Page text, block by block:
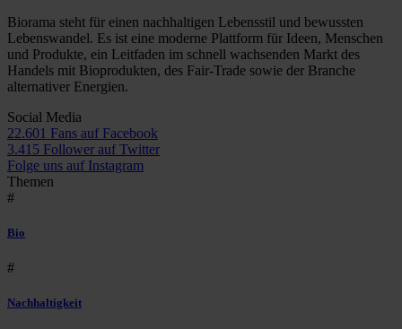
Biorama steht für einen nachhaltigen Lebensstil und bewussten
Lebenswandel. Es ist eine moderne Plattform für Ideen, Menschen
und Produkte, ein Leitfaden im schnell wachsenden Markt des
Handels mit Bioprodukten, des Fair-Trade sowie der Branche
alternativer Energien.
Social Media
22.601 Fans auf Facebook
3.415 Follower auf Twitter
Folge uns auf Instagram
Themen
#
Bio
#
Nachhaltigkeit